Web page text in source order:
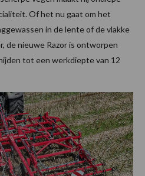
Of het nu gaat om het
in de lente of de vlakke
de nieuwe Razor is ontworpen
tot een werkdiepte van 12